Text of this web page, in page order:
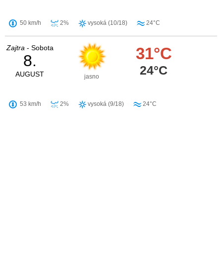
50 km/h 2% vysoká (10/18) 24°C
Zajtra - Sobota
8.
AUGUST jasno
31°C
24°C
53 km/h 2% vysoká (9/18) 24°C